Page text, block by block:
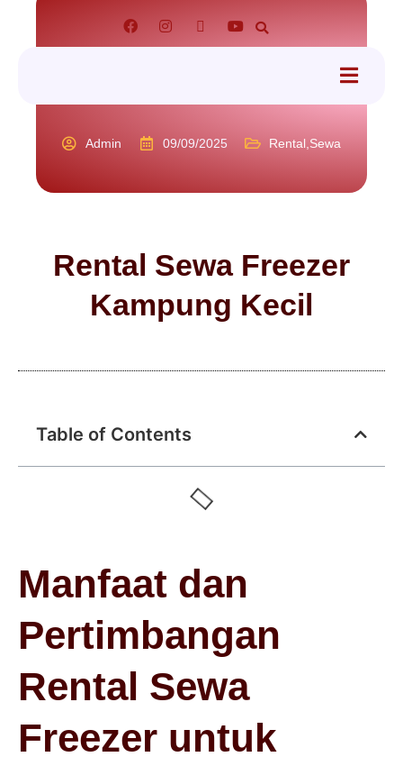
Admin 09/09/2025 Rental Sewa
Rental Sewa Freezer
Kampung Kecil
Table of Contents
Manfaat dan
Pertimbangan
Rental Sewa
Freezer untuk